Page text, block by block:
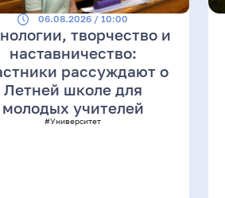
06.08.2026 / 10:00
творчество и
наставничество:
рассуждают о
Летней школе для
молодых учителей
#Университет